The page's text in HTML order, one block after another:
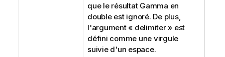
que le résultat Gamma en
double est ignoré. De plus,
l'argument « delimiter » est
défini comme une virgule
suivie d'un espace.